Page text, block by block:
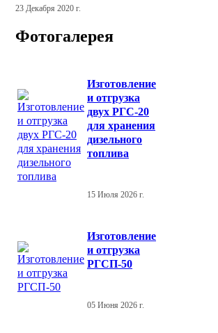
23 Декабря 2020 г.
Фотогалерея
Изготовление
и отгрузка
двух РГС-20
для хранения
дизельного
топлива
15 Июля 2026 г.
Изготовление
и отгрузка
РГСП-50
05 Июня 2026 г.